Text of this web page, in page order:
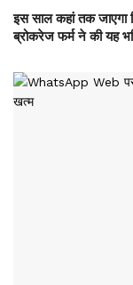
इस साल कहां तक जाएगा
ब्रोकरेज फर्म ने की यह